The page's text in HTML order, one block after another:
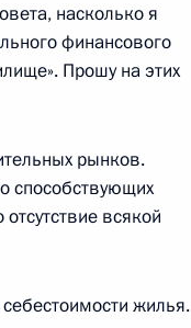
насколько я
финансового
Прошу на этих
рынков.
способствующих
всякой
жилья.